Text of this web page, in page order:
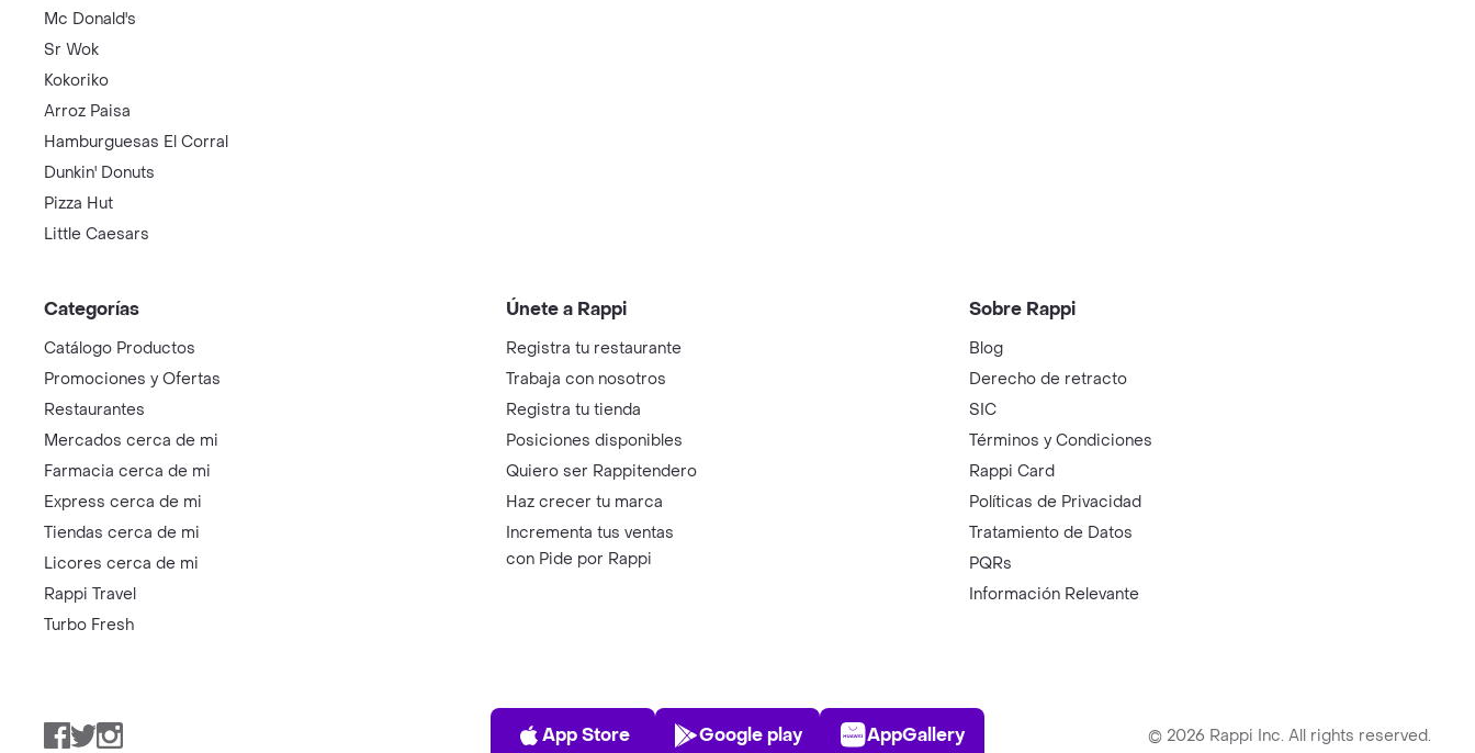
Mc Donald's
Sr Wok
Kokoriko
Arroz Paisa
Hamburguesas El Corral
Dunkin' Donuts
Pizza Hut
Little Caesars
Categorías
Catálogo Productos
Promociones y Ofertas
Restaurantes
Mercados cerca de mi
Farmacia cerca de mi
Express cerca de mi
Tiendas cerca de mi
Licores cerca de mi
Rappi Travel
Turbo Fresh
Únete a Rappi
Registra tu restaurante
Trabaja con nosotros
Registra tu tienda
Posiciones disponibles
Quiero ser Rappitendero
Haz crecer tu marca
Incrementa tus ventas
con Pide por Rappi
Sobre Rappi
Blog
Derecho de retracto
SIC
Términos y Condiciones
Rappi Card
Políticas de Privacidad
Tratamiento de Datos
PQRs
Información Relevante
Facebook
TwitterInstagram
App Store
App Store
Play Store
Google play
AppGallery
AppGallery © 2026 Rappi Inc. All rights reserved.